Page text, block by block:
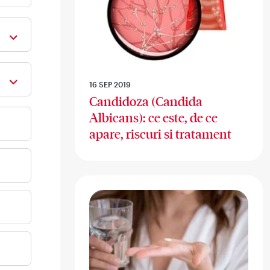
16 SEP 2019
Candidoza (Candida
Albicans): ce este, de ce
apare, riscuri si tratament